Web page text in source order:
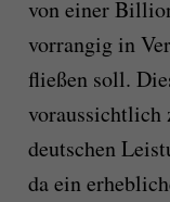
von einer
vorrangig in
fließen soll.
voraussichtlich
deutschen
da ein